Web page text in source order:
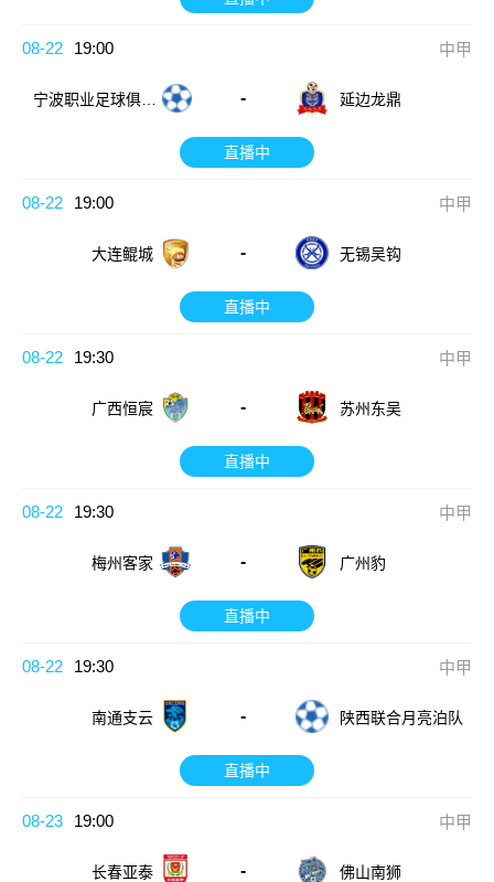
08-22 19:00 中甲
宁波职业足球俱乐
- 延边龙鼎
直播中
08-22 19:00 中甲
大连鲲城 - 无锡吴钩
直播中
08-22 19:30 中甲
广西恒宸 - 苏州东吴
直播中
08-22 19:30 中甲
梅州客家 - 广州豹
直播中
08-22 19:30 中甲
南通支云 - 陕西联合月亮泊队
直播中
08-23 19:00 中甲
长春亚泰 - 佛山南狮